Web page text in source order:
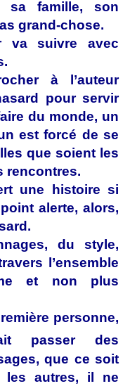
sa famille, son
grand-chose.
va suivre avec
à l’auteur
pour servir
du monde, un
est forcé de se
que soient les
rencontres.
une histoire si
alerte, alors,
du style,
l’ensemble
et non plus
personne,
passer des
que ce soit
les autres, il ne